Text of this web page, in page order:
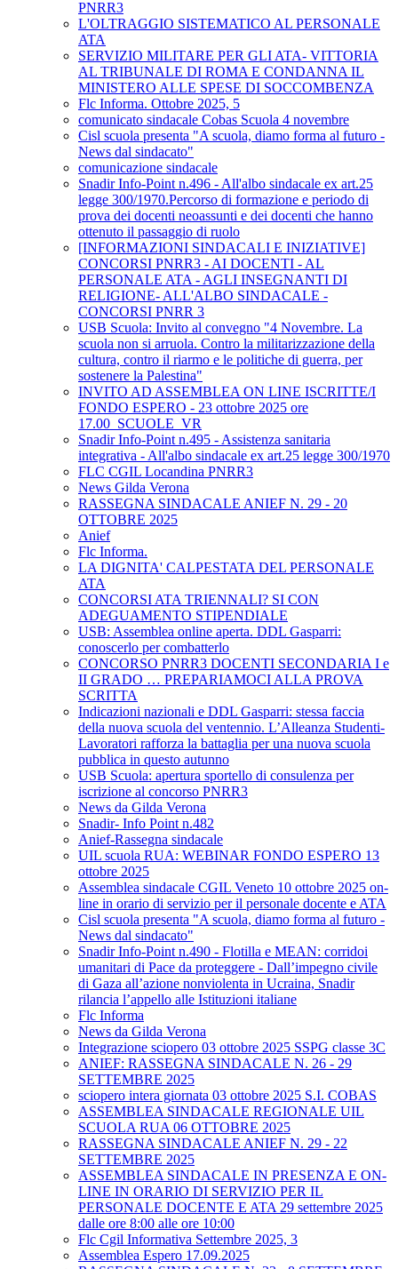
PNRR3
L'OLTRAGGIO SISTEMATICO AL PERSONALE
ATA
SERVIZIO MILITARE PER GLI ATA- VITTORIA
AL TRIBUNALE DI ROMA E CONDANNA IL
MINISTERO ALLE SPESE DI SOCCOMBENZA
Flc Informa. Ottobre 2025, 5
comunicato sindacale Cobas Scuola 4 novembre
Cisl scuola presenta "A scuola, diamo forma al futuro -
News dal sindacato"
comunicazione sindacale
Snadir Info-Point n.496 - All'albo sindacale ex art.25
legge 300/1970.Percorso di formazione e periodo di
prova dei docenti neoassunti e dei docenti che hanno
ottenuto il passaggio di ruolo
[INFORMAZIONI SINDACALI E INIZIATIVE]
CONCORSI PNRR3 - AI DOCENTI - AL
PERSONALE ATA - AGLI INSEGNANTI DI
RELIGIONE- ALL'ALBO SINDACALE -
CONCORSI PNRR 3
USB Scuola: Invito al convegno "4 Novembre. La
scuola non si arruola. Contro la militarizzazione della
cultura, contro il riarmo e le politiche di guerra, per
sostenere la Palestina"
INVITO AD ASSEMBLEA ON LINE ISCRITTE/I
FONDO ESPERO - 23 ottobre 2025 ore
17.00_SCUOLE_VR
Snadir Info-Point n.495 - Assistenza sanitaria
integrativa - All'albo sindacale ex art.25 legge 300/1970
FLC CGIL Locandina PNRR3
News Gilda Verona
RASSEGNA SINDACALE ANIEF N. 29 - 20
OTTOBRE 2025
Anief
Flc Informa.
LA DIGNITA' CALPESTATA DEL PERSONALE
ATA
CONCORSI ATA TRIENNALI? SI CON
ADEGUAMENTO STIPENDIALE
USB: Assemblea online aperta. DDL Gasparri:
conoscerlo per combatterlo
CONCORSO PNRR3 DOCENTI SECONDARIA I e
II GRADO … PREPARIAMOCI ALLA PROVA
SCRITTA
Indicazioni nazionali e DDL Gasparri: stessa faccia
della nuova scuola del ventennio. L’Alleanza Studenti-
Lavoratori rafforza la battaglia per una nuova scuola
pubblica in questo autunno
USB Scuola: apertura sportello di consulenza per
iscrizione al concorso PNRR3
News da Gilda Verona
Snadir- Info Point n.482
Anief-Rassegna sindacale
UIL scuola RUA: WEBINAR FONDO ESPERO 13
ottobre 2025
Assemblea sindacale CGIL Veneto 10 ottobre 2025 on-
line in orario di servizio per il personale docente e ATA
Cisl scuola presenta "A scuola, diamo forma al futuro -
News dal sindacato"
Snadir Info-Point n.490 - Flotilla e MEAN: corridoi
umanitari di Pace da proteggere - Dall’impegno civile
di Gaza all’azione nonviolenta in Ucraina, Snadir
rilancia l’appello alle Istituzioni italiane
Flc Informa
News da Gilda Verona
Integrazione sciopero 03 ottobre 2025 SSPG classe 3C
ANIEF: RASSEGNA SINDACALE N. 26 - 29
SETTEMBRE 2025
sciopero intera giornata 03 ottobre 2025 S.I. COBAS
ASSEMBLEA SINDACALE REGIONALE UIL
SCUOLA RUA 06 OTTOBRE 2025
RASSEGNA SINDACALE ANIEF N. 29 - 22
SETTEMBRE 2025
ASSEMBLEA SINDACALE IN PRESENZA E ON-
LINE IN ORARIO DI SERVIZIO PER IL
PERSONALE DOCENTE E ATA 29 settembre 2025
dalle ore 8:00 alle ore 10:00
Flc Cgil Informativa Settembre 2025, 3
Assemblea Espero 17.09.2025